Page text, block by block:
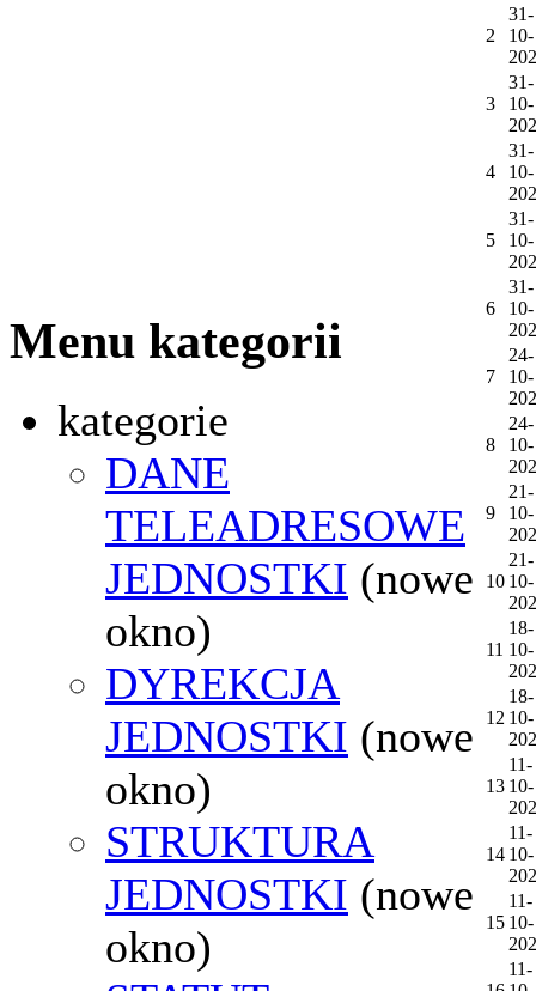
Menu kategorii
kategorie
DANE
TELEADRESOWE
JEDNOSTKI (nowe
okno)
DYREKCJA
JEDNOSTKI (nowe
okno)
STRUKTURA
JEDNOSTKI (nowe
okno)
2
31-
10-
3
31-
10-
4
31-
10-
5
31-
10-
6
31-
10-
7
24-
10-
8
24-
10-
9
21-
10-
10
21-
10-
11
18-
10-
12
18-
10-
13
11-
10-
14
11-
10-
15
11-
10-
11-